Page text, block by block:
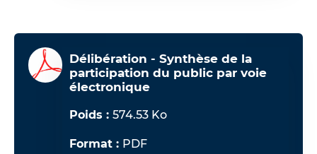
Délibération - Synthèse de la
participation du public par voie
électronique
Poids :574.53 Ko
Format : PDF